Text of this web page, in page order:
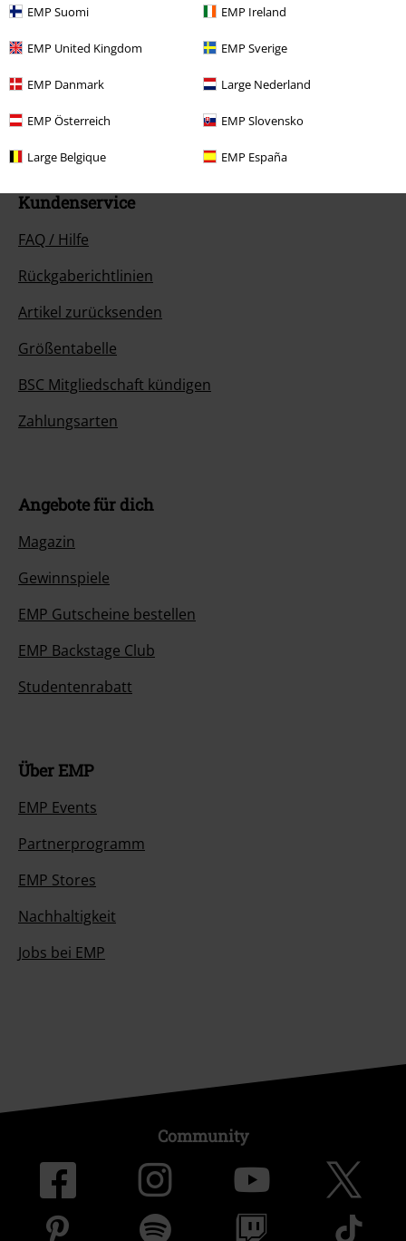
EMP Suomi EMP Ireland
EMP United Kingdom EMP Sverige
EMP Danmark Large Nederland
EMP Österreich EMP Slovensko
Large Belgique EMP España
Unser Kundenservice ist für dich da
18:00 Uhr.Mehr Infos
Chat starten
Kundenservice
FAQ / Hilfe
Rückgaberichtlinien
Artikel zurücksenden
Größentabelle
BSC Mitgliedschaft kündigen
Zahlungsarten
Angebote für dich
Magazin
Gewinnspiele
EMP Gutscheine bestellen
EMP Backstage Club
Studentenrabatt
Über EMP
EMP Events
Partnerprogramm
EMP Stores
Nachhaltigkeit
Jobs bei EMP
Community